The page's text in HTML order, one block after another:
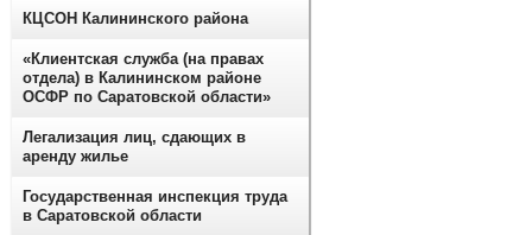
КЦСОН Калининского района
«Клиентская служба (на правах
отдела) в Калининском районе
ОСФР по Саратовской области»
Легализация лиц, сдающих в
аренду жилье
Государственная инспекция труда
в Саратовской области